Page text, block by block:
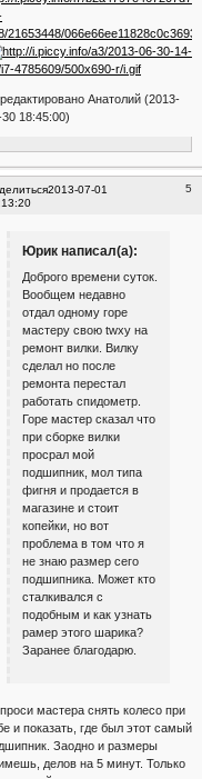
Анатолий (2013-
18:45:00)
5
2013-07-01
Юрик написал(а):
Доброго времени суток.
Вообщем недавно
отдал одному горе
мастеру свою twху на
ремонт вилки. Вилку
сделал но после
ремонта перестал
работать спидометр.
Горе мастер сказал что
при сборке вилки
просрал мой
подшипник, мол типа
фигня и продается в
магазине и стоит
копейки, но вот
проблема в том что я
не знаю размер сего
подшипника. Может кто
сталкивался с
подобным и как узнать
рамер этого шарика?
Заранее благодарю.
мастера снять колесо при
и показать, где был этот самый
Заодно и размеры
делов на 5 минут. Только